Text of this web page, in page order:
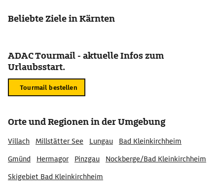
Beliebte Ziele in Kärnten
ADAC Tourmail - aktuelle Infos zum
Urlaubsstart.
Tourmail bestellen
Orte und Regionen in der Umgebung
Villach Millstätter See Lungau
Bad Kleinkirchheim
Gmünd
Hermagor Pinzgau
Nockberge/Bad Kleinkirchheim
Skigebiet Bad Kleinkirchheim